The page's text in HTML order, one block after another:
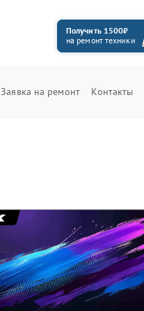
Получить 1500₽
на ремонт техники
Заявка на ремонт Контакты